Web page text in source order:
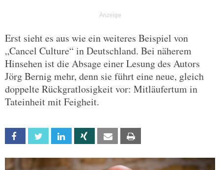
Erst sieht es aus wie ein weiteres Beispiel von
„Cancel Culture“ in Deutschland. Bei näherem
Hinsehen ist die Absage einer Lesung des Autors
Jörg Bernig mehr, denn sie führt eine neue, gleich
doppelte Rückgratlosigkeit vor: Mitläufertum in
Tateinheit mit Feigheit.
Facebook Twitter Linkedin Xing Email